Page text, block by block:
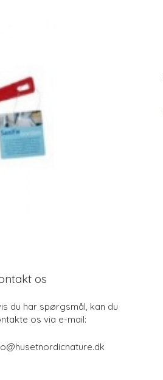
os
du har spørgsmål, kan du
os via e-mail: